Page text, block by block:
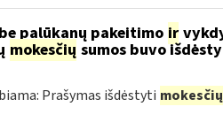
palūkanų pakeitimo ir
mokesčių sumos buvo
Prašymas išdėstyti mokesčių